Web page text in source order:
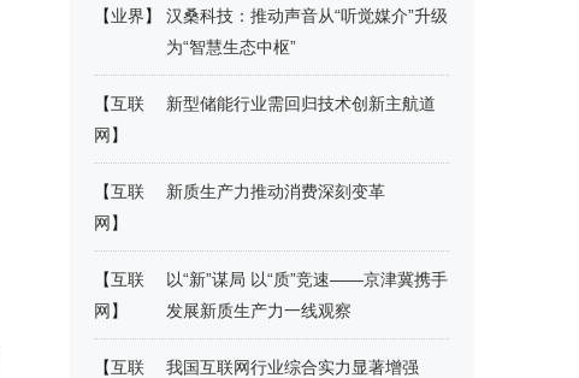
【业界】
汉桑科技：推动声音从“听觉媒介”升级
为“智慧生态中枢”
【互联
网 】
新型储能行业需回归技术创新主航道
【互联
网 】
新质生产力推动消费深刻变革
【互联
网 】
以“新”谋局 以“质”竞速——京津冀携手
发展新质生产力一线观察
【互联
我国互联网行业综合实力显著增强